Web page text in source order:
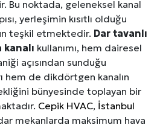
Bu noktada, geleneksel kanal
yerleşimin kısıtlı olduğu
teşkil etmektedir. Dar tavanlı
kullanımı, hem dairesel
açısından sunduğu
hem de dikdörtgen kanalın
bünyesinde toplayan bir
Cepik HVAC, İstanbul
mekanlarda maksimum hava